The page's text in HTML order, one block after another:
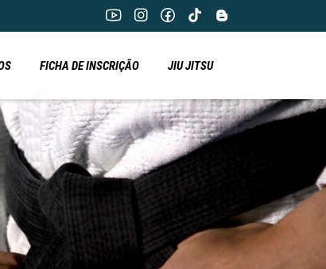
FICHA DE INSCRIÇÃO JIU JITSU